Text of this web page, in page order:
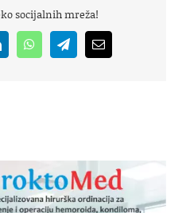
socijalnih mreža!
WhatsAppTelegramEmail